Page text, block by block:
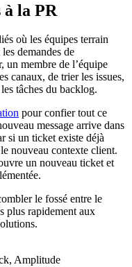
la PR
où les équipes terrain
demandes de
un membre de l’équipe
canaux, de trier les issues,
tâches du backlog.
pour confier tout ce
message arrive dans
si un ticket existe déjà
nouveau contexte client.
un nouveau ticket et
le fossé entre le
plus rapidement aux
Amplitude